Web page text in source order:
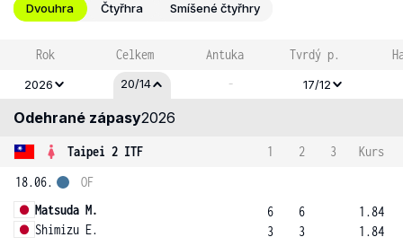
Dvouhra Čtyřhra Smíšené čtyřhry
Rok Celkem Antuka Tvrdý p.
2026 20/14 - 17/12
Odehrané zápasy2026
Taipei 2 ITF 1 2 3
Kurs
18.06.
Matsuda M.
Shimizu E.
OF
6
3
6
3
1.84
1.84